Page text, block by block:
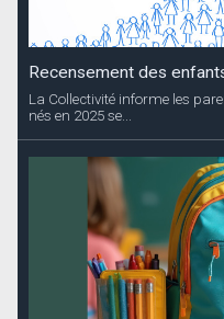
Recensement des
La Collectivité informe les
nés en 2025 se...